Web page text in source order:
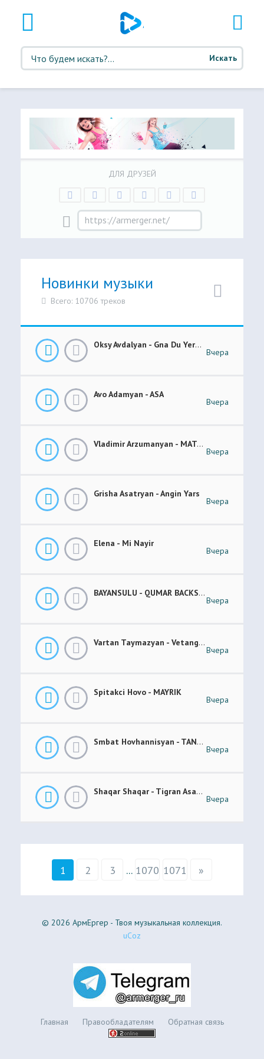
Искать
ДЛЯ ДРУЗЕЙ
Новинки музыки
Всего: 10706 треков
Oksy Avdalyan - Gna Du Yerevanic
Вчера
Avo Adamyan - ASA
Вчера
Vladimir Arzumanyan - MATANI
Вчера
Grisha Asatryan - Angin Yars
Вчера
Elena - Mi Nayir
Вчера
BAYANSULU - QUMAR BACKSTAGE
Вчера
Vartan Taymazyan - Vetang Es
Вчера
Spitakci Hovo - MAYRIK
Вчера
Smbat Hovhannisyan - TANEM-TANEM
Вчера
Shaqar Shaqar - Tigran Asatryan & Vache Amaryan
Вчера
1 2 3 ... 1070 1071 »
© 2026 АрмЕргер - Твоя музыкальная коллекция.
uCoz
Главная Правообладателям Обратная связь